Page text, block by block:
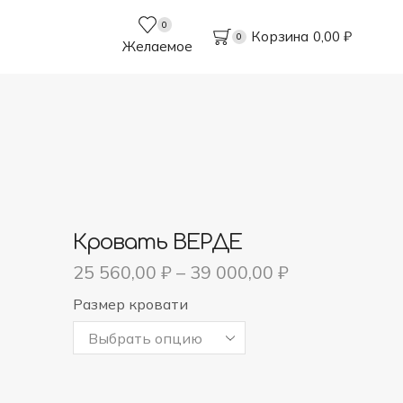
0
Желаемое
0 Корзина 0,00 ₽
Кровать ВЕРДЕ
25 560,00₽ – 39 000,00₽
Размер кровати